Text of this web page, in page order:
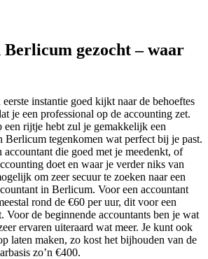
gezocht – waar
instantie goed kijkt naar de behoeftes
je een professional op de accounting zet.
een rijtje hebt zul je gemakkelijk een
Berlicum tegenkomen wat perfect bij je past.
die goed met je meedenkt, of
doet en waar je verder niks van
om zeer secuur te zoeken naar een
in Berlicum. Voor een accountant
rond de €60 per uur, dit voor een
Voor de beginnende accountants ben je wat
ervaren uiteraard wat meer. Je kunt ook
laten maken, zo kost het bijhouden van de
zo’n €400.